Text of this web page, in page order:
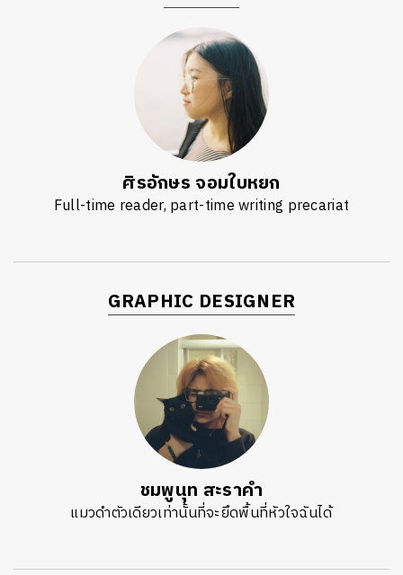
ศิรอักษร จอมใบหยก
Full-time reader, part-time writing precariat
GRAPHIC DESIGNER
ชมพูนุท สะราคำ
แมวดำตัวเดียวเท่านั้นที่จะยึดพื้นที่หัวใจฉันได้